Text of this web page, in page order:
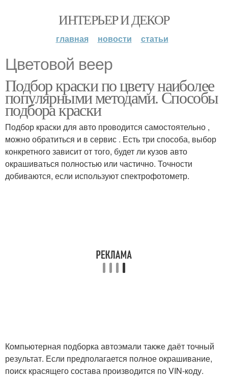
ИНТЕРЬЕР И ДЕКОР
главная новости статьи
Цветовой веер
Подбор краски по цвету наиболее
популярными методами. Способы
подбора краски
Подбор краски для авто проводится самостоятельно ,
можно обратиться и в сервис . Есть три способа, выбор
конкретного зависит от того, будет ли кузов авто
окрашиваться полностью или частично. Точности
добиваются, если используют спектрофотометр.
Компьютерная подборка автоэмали также даёт точный
результат. Если предполагается полное окрашивание,
поиск красящего состава производится по VIN-коду.